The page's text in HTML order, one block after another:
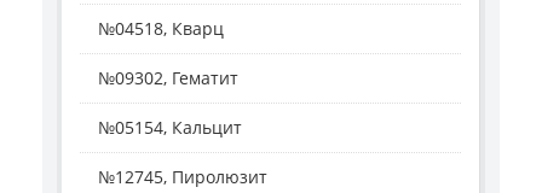
№04518, Кварц
№09302, Гематит
№05154, Кальцит
№12745, Пиролюзит